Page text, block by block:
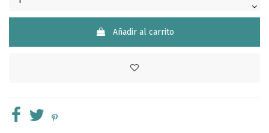
Añadir al carrito